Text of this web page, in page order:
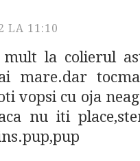
LA 11:10
la colierul
mare.dar
vopsi cu oja
nu iti